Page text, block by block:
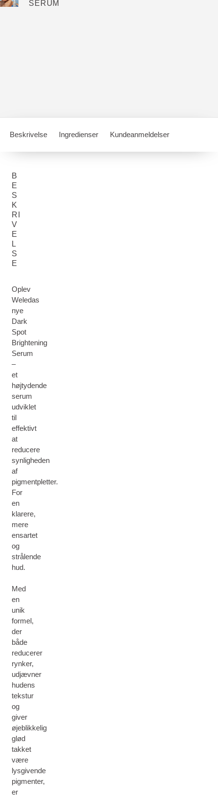
SERUM
Beskrivelse Ingredienser Kundeanmeldelser
B
E
S
K
RI
V
E
L
S
E
Oplev
Weledas
nye
Dark
Spot
Brightening
Serum
–
et
højtydende
serum
udviklet
til
effektivt
at
reducere
synligheden
af
pigmentpletter.
For
en
klarere,
mere
ensartet
og
strålende
hud.
Med
en
unik
formel,
der
både
reducerer
rynker,
udjævner
hudens
tekstur
og
giver
øjeblikkelig
glød
takket
være
lysgivende
pigmenter,
er